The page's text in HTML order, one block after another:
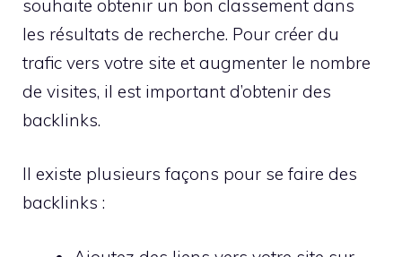
souhaite obtenir un bon classement dans
les résultats de recherche. Pour créer du
trafic vers votre site et augmenter le nombre
de visites, il est important d’obtenir des
backlinks.
Il existe plusieurs façons pour se faire des
backlinks :